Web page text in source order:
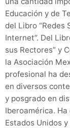
Educación y de
del Libro “Redes
Internet”. Del
sus Rectores” y
la Asociación
profesional ha
en diversos
y posgrado en
Iberoamérica.
Estados Unidos